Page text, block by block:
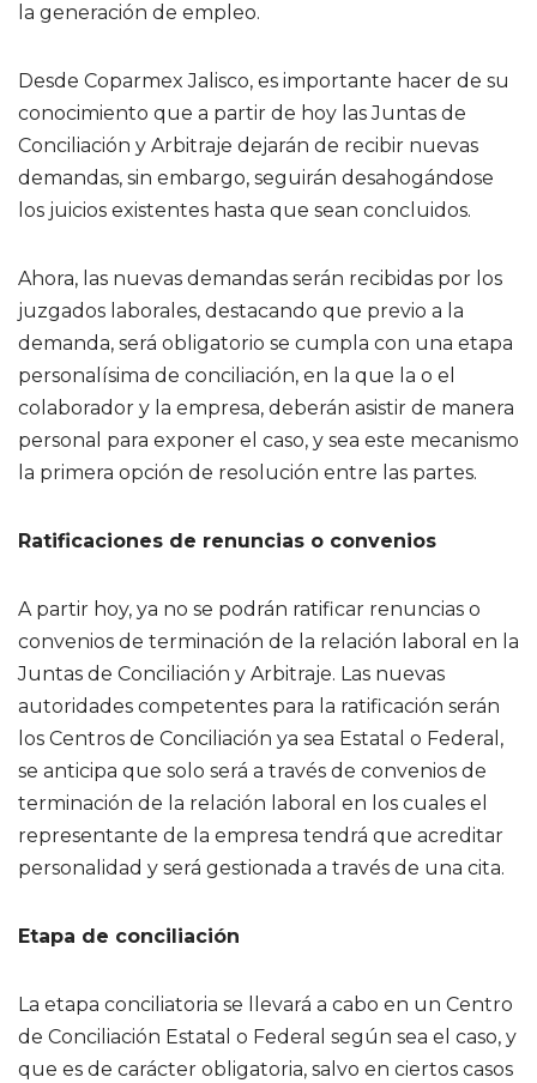
la generación de empleo.
Desde Coparmex Jalisco, es importante hacer de su
conocimiento que a partir de hoy las Juntas de
Conciliación y Arbitraje dejarán de recibir nuevas
demandas, sin embargo, seguirán desahogándose
los juicios existentes hasta que sean concluidos.
Ahora, las nuevas demandas serán recibidas por los
juzgados laborales, destacando que previo a la
demanda, será obligatorio se cumpla con una etapa
personalísima de conciliación, en la que la o el
colaborador y la empresa, deberán asistir de manera
personal para exponer el caso, y sea este mecanismo
la primera opción de resolución entre las partes.
Ratificaciones de renuncias o convenios
A partir hoy, ya no se podrán ratificar renuncias o
convenios de terminación de la relación laboral en la
Juntas de Conciliación y Arbitraje. Las nuevas
autoridades competentes para la ratificación serán
los Centros de Conciliación ya sea Estatal o Federal,
se anticipa que solo será a través de convenios de
terminación de la relación laboral en los cuales el
representante de la empresa tendrá que acreditar
personalidad y será gestionada a través de una cita.
Etapa de conciliación
La etapa conciliatoria se llevará a cabo en un Centro
de Conciliación Estatal o Federal según sea el caso, y
que es de carácter obligatoria, salvo en ciertos casos